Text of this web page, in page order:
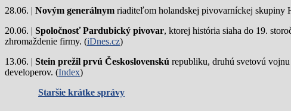
28.06. | Novým generálnym riaditeľom holandskej pivovarníckej skupiny
20.06. | Spoločnosť Pardubický pivovar, ktorej história siaha do 19.
zhromaždenie firmy. (iDnes.cz)
13.06. | Stein prežil prvú Československú republiku, druhú svetovú
developerov. (Index)
Staršie krátke správy